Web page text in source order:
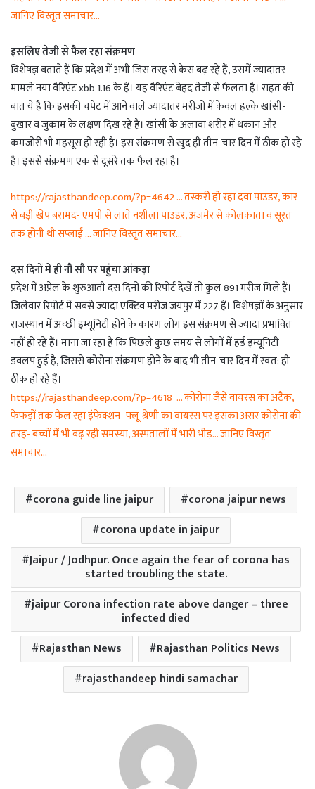
जानिए विस्तृत समाचार…
इसलिए तेजी से फैल रहा संक्रमण
विशेषज्ञ बताते हैं कि प्रदेश में अभी जिस तरह से केस बढ़ रहे हैं, उसमें ज्यादातर
मामले नया वैरिएंट xbb 1.16 के हैं। यह वैरिएंट बेहद तेजी से फैलता है। राहत की
बात ये है कि इसकी चपेट में आने वाले ज्यादातर मरीजों में केवल हल्के खांसी-
बुखार व जुकाम के लक्षण दिख रहे हैं। खांसी के अलावा शरीर में थकान और
कमजोरी भी महसूस हो रही है। इस संक्रमण से खुद ही तीन-चार दिन में ठीक हो रहे
हैं। इससे संक्रमण एक से दूसरे तक फैल रहा है।
https://rajasthandeep.com/?p=4642 … तस्करी हो रहा दवा पाउडर, कार
से बड़ी खेप बरामद- एमपी से लाते नशीला पाउडर, अजमेर से कोलकाता व सूरत
तक होनी थी सप्लाई … जानिए विस्तृत समाचार…
दस दिनों में ही नौ सौ पर पहुंचा आंकड़ा
प्रदेश में अप्रेल के शुरुआती दस दिनों की रिपोर्ट देखें तो कुल 891 मरीज मिले हैं।
जिलेवार रिपोर्ट में सबसे ज्यादा एक्टिव मरीज जयपुर में 227 हैं। विशेषज्ञों के अनुसार
राजस्थान में अच्छी इम्यूनिटी होने के कारण लोग इस संक्रमण से ज्यादा प्रभावित
नहीं हो रहे हैं। माना जा रहा है कि पिछले कुछ समय से लोगों में हर्ड इम्यूनिटी
डवलप हुई है, जिससे कोरोना संक्रमण होने के बाद भी तीन-चार दिन में स्वत: ही
ठीक हो रहे हैं।
https://rajasthandeep.com/?p=4618 … कोरोना जैसे वायरस का अटैक,
फेफड़ों तक फैल रहा इंफेक्शन- फ्लू श्रेणी का वायरस पर इसका असर कोरोना की
तरह- बच्चों में भी बढ़ रही समस्या, अस्पतालों में भारी भीड़… जानिए विस्तृत
समाचार…
corona guide line jaipur
corona jaipur news
corona update in jaipur
Jaipur / Jodhpur. Once again the fear of corona has
started troubling the state.
jaipur Corona infection rate above danger – three
infected died
Rajasthan News
Rajasthan Politics News
rajasthandeep hindi samachar